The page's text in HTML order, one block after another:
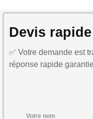
Devis rapide
✅ Votre demande est
réponse rapide
Votre nom